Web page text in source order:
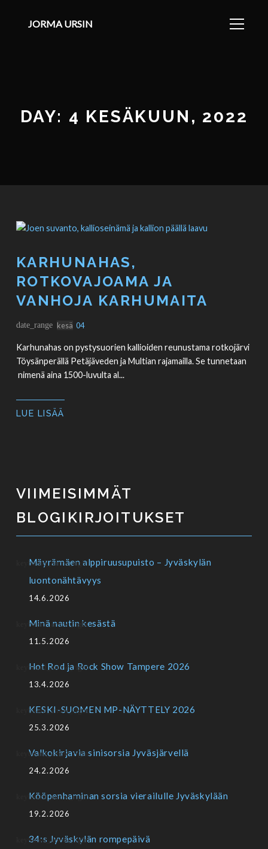
JORMA URSIN
DAY: 4 KESÄKUUN, 2022
KARHUNAHAS,
ROTKOVAJOAMA JA
VANHOJA KARHUMAITA
date_range kesä 04
Karhunahas on pystysuorien kallioiden reunustama rotkojärvi
Töysänperällä Petäjäveden ja Multian rajamailla. Se tunnetaan
nimenä aina 1500-luvulta al...
LUE LISÄÄ
VIIMEISIMMÄT
BLOGIKIRJOITUKSET
Mäyrämäen alppiruusupuisto – Jyväskylän
luontonähtävyys
14.6.2026
Minä nautin kesästä
11.5.2026
Hot Rod ja Rock Show Tampere 2026
13.4.2026
KESKI-SUOMEN MP-NÄYTTELY 2026
25.3.2026
Valkokirjavia sinisorsia Jyväsjärvellä
24.2.2026
Kööpenhaminan sorsia vierailulle Jyväskylään
19.2.2026
34:s Jyväskylän rompepäivä